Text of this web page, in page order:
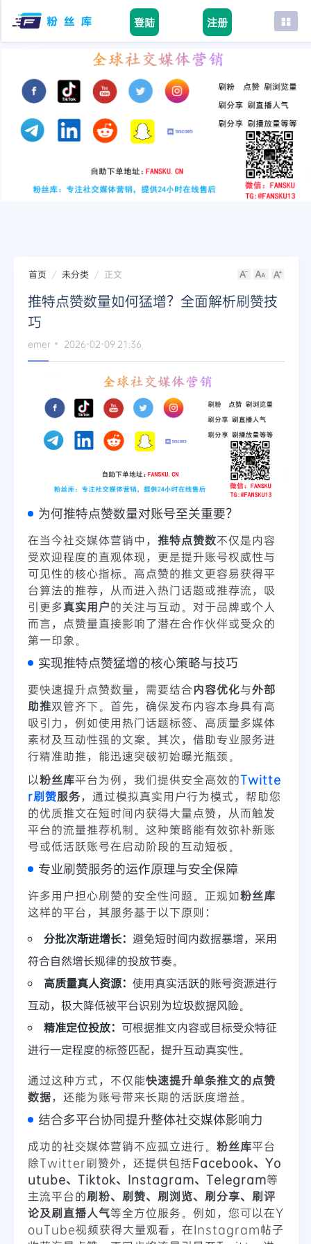
登陆 注册
首页
tiktok
youtube
instagram
首页 未分类 正文
推特点赞数量如何猛增？全面解析刷赞技
巧
emer 2026-02-09 21:36
为何推特点赞数量对账号至关重要？
在当今社交媒体营销中， 推特点赞数不仅是内容
受欢迎程度的直观体现，更是提升账号权威性与
可见性的核心指标。高点赞的推文更容易获得平
台算法的推荐，从而进入热门话题或推荐流，吸
引更多真实用户的关注与互动。对于品牌或个人
而言，点赞量直接影响了潜在合作伙伴或受众的
第一印象。
实现推特点赞猛增的核心策略与技巧
要快速提升点赞数量，需要结合内容优化与外部
助推双管齐下。首先，确保发布内容本身具有高
吸引力，例如使用热门话题标签、高质量多媒体
素材及互动性强的文案。其次，借助专业服务进
行精准助推，能迅速突破初始曝光瓶颈。
以粉丝库平台为例，我们提供安全高效的Twitte
r刷赞服务，通过模拟真实用户行为模式，帮助您
的优质推文在短时间内获得大量点赞，从而触发
平台的流量推荐机制。这种策略能有效弥补新账
号或低活跃账号在启动阶段的互动短板。
专业刷赞服务的运作原理与安全保障
许多用户担心刷赞的安全性问题。正规如粉丝库
这样的平台，其服务基于以下原则：
分批次渐进增长： 避免短时间内数据暴增，采用
符合自然增长规律的投放节奏。
高质量真人资源： 使用真实活跃的账号资源进行
互动，极大降低被平台识别为垃圾数据风险。
精准定位投放： 可根据推文内容或目标受众特征
进行一定程度的标签匹配，提升互动真实性。
通过这种方式，不仅能快速提升单条推文的点赞
数据，还能为账号带来长期的活跃度增益。
结合多平台协同提升整体社交媒体影响力
成功的社交媒体营销不应孤立进行。 粉丝库平台
除Twitter刷赞外，还提供包括Facebook、Yo
utube、Tiktok、Instagram、Telegram等
主流平台的刷粉、刷赞、刷浏览、刷分享、刷评
论及刷直播人气等全方位服务。例如，您可以在Y
ouTube视频获得大量观看，在Instagram帖子